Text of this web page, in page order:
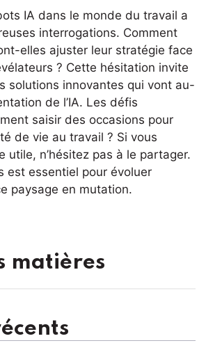
IA dans le monde du travail a
interrogations. Comment
elles ajuster leur stratégie face
? Cette hésitation invite
solutions innovantes qui vont au-
de l’IA. Les défis
saisir des occasions pour
de vie au travail ? Si vous
utile, n’hésitez pas à le partager.
est essentiel pour évoluer
paysage en mutation.
matières